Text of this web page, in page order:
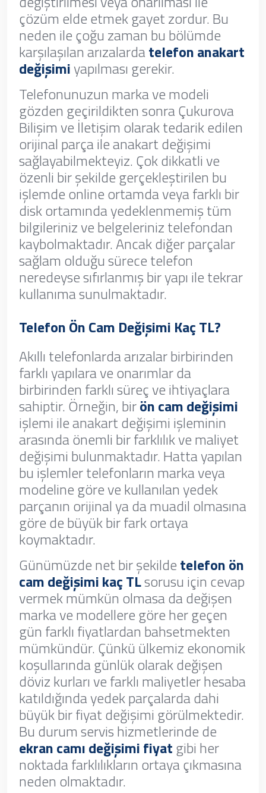
çözüm elde etmek gayet zordur. Bu
neden ile çoğu zaman bu bölümde
karşılaşılan arızalardatelefon anakart
değişimiyapılması gerekir.
Telefonunuzun marka ve modeli
gözden geçirildikten sonra Çukurova
Bilişim ve İletişim olarak tedarik edilen
orijinal parça ile anakart değişimi
sağlayabilmekteyiz. Çok dikkatli ve
özenli bir şekilde gerçekleştirilen bu
işlemde online ortamda veya farklı bir
disk ortamında yedeklenmemiş tüm
bilgileriniz ve belgeleriniz telefondan
kaybolmaktadır. Ancak diğer parçalar
sağlam olduğu sürece telefon
neredeyse sıfırlanmış bir yapı ile tekrar
kullanıma sunulmaktadır.
Telefon Ön Cam Değişimi Kaç TL?
Akıllı telefonlarda arızalar birbirinden
farklı yapılara ve onarımlar da
birbirinden farklı süreç ve ihtiyaçlara
sahiptir. Örneğin, birön cam değişimi
işlemi ile anakart değişimi işleminin
arasında önemli bir farklılık ve maliyet
değişimi bulunmaktadır. Hatta yapılan
bu işlemler telefonların marka veya
modeline göre ve kullanılan yedek
parçanın orijinal ya da muadil olmasına
göre de büyük bir fark ortaya
koymaktadır.
Günümüzde net bir şekildetelefon ön
cam değişimi kaç TLsorusu için cevap
vermek mümkün olmasa da değişen
marka ve modellere göre her geçen
gün farklı fiyatlardan bahsetmekten
mümkündür. Çünkü ülkemiz ekonomik
koşullarında günlük olarak değişen
döviz kurları ve farklı maliyetler hesaba
katıldığında yedek parçalarda dahi
büyük bir fiyat değişimi görülmektedir.
Bu durum servis hizmetlerinde de
ekran camı değişimi fiyatgibi her
noktada farklılıkların ortaya çıkmasına
neden olmaktadır.